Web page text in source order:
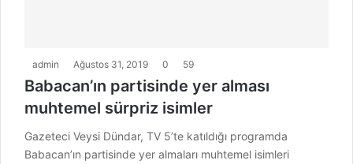
admin Ağustos 31, 2019 0 59
Babacan’ın partisinde yer alması
muhtemel sürpriz isimler
Gazeteci Veysi Dündar, TV 5’te katıldığı programda
Babacan’ın partisinde yer almaları muhtemel isimleri